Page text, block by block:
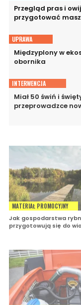
Przegląd pras i
przygotować
UPRAWA
Międzyplony w
obornika
INTERWENCJA
Miał 50 świń i
przeprowadzce
MATERIAŁ PROMOCYJNY
Jak gospodarstwa
przygotowują się do